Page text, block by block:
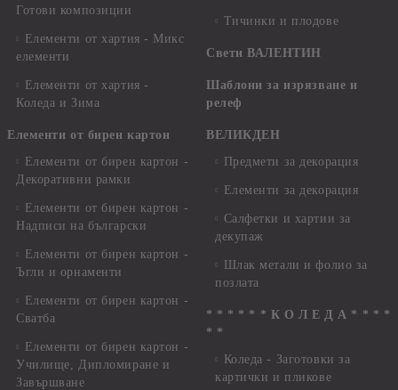
Готови композиции
Елементи от хартия - Микс
елементи
Елементи от хартия -
Коледа и Зима
Елементи от бирен картон
Елементи от бирен картон -
Декоративни рамки
Елементи от бирен картон -
Надписи на български
Елементи от бирен картон -
Ъгли и орнаменти
Елементи от бирен картон -
Сватба
Елементи от бирен картон -
Училище, Дипломиране и
Завършване
Тичинки и плодове
Свети ВАЛЕНТИН
Шаблони за изрязване и
релеф
ВЕЛИКДЕН
Предмети за декорация
Елементи за декорация
Салфетки и хартии за
декупаж
Шлак метали и фолио за
позлата
* * * * * * К О Л Е Д А * * * *
* *
Коледа - Заготовки за
картички и пликове